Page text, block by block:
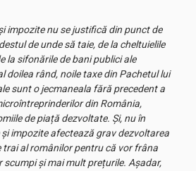
impozite nu se justifică din punct de
de unde să taie, de la cheltuielile
la sifonările de bani publici ale
doilea rând, noile taxe din Pachetul lui
sunt o jecmaneala fără precedent a
din România,
de piață dezvoltate. Și, nu în
impozite afectează grav dezvoltarea
trai al românilor pentru că vor frâna
scumpi și mai mult prețurile. Așadar,